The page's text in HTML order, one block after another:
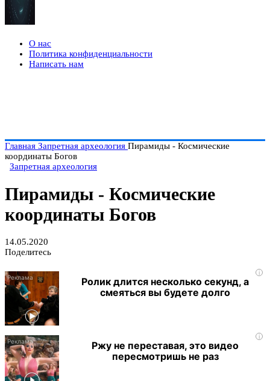
О нас
Политика конфиденциальности
Написать нам
Главная Запретная археология Пирамиды - Космические
координаты Богов
Запретная археология
Пирамиды - Космические
координаты Богов
14.05.2020
Поделитесь
i
Ролик длится несколько секунд, а
смеяться вы будете долго
i
Ржу не переставая, это видео
пересмотришь не раз